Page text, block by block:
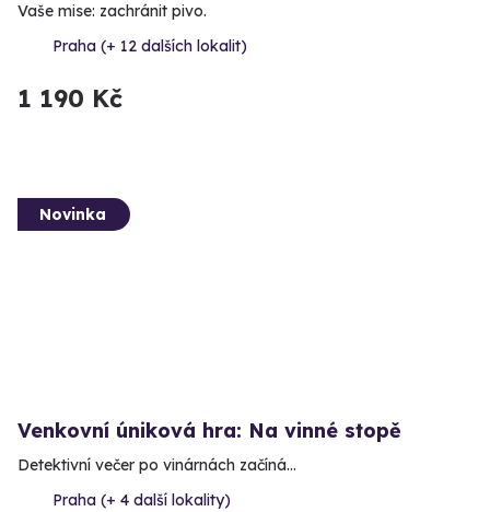
Vaše mise: zachránit pivo.
Praha (+ 12 dalších lokalit)
1 190 Kč
Novinka
Venkovní úniková hra: Na vinné stopě
Detektivní večer po vinárnách začíná…
Praha (+ 4 další lokality)